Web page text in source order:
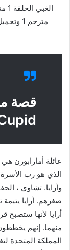
الذي هو رب الأسرة
وأرايا. تشاوي ،
صغرهم. أرايا يتيمة
أرايا لأنها ستصبح
منهما. إنهم
المملكة المتحدة